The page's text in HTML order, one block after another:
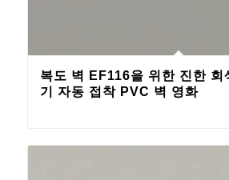
복도 벽 EF116을 위한 진한 회
기 자동 접착 PVC 벽 영화